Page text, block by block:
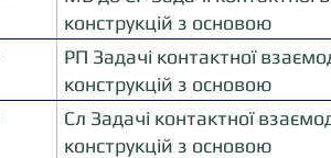
конструкцій з основою
РП Задачі контактної
конструкцій з основою
Сл Задачі контактної
конструкцій з основою